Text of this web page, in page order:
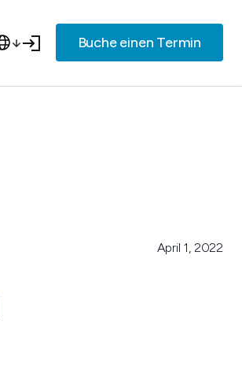
Buche einen Termin
April 1, 2022